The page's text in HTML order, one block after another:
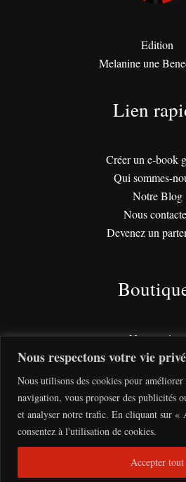
Nous respectons votre vie
Nous utilisons des cookies pour
navigation, vous proposer des publicités
et analyser notre trafic. En cliquant sur «
consentez à l'utilisation de cookies.
Accepter tout
Edition
Melanine une
Lien
Créer un e-book
Qui sommes-
Notre Blog
Nous
Devenez un
Nos services
Nos éditions
Aide
Politique de